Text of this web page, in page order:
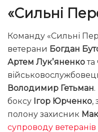
«Сильні
Команду «Сильні
ветерани Богдан
Артем Лукʼяненко
Володимир Гетьман
боксу Ігор Юрченко,
полону захисник
супроводу ветеранів